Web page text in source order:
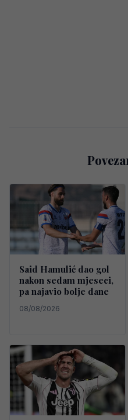
Said Hamulić dao gol
nakon sedam mjeseci,
pa najavio bolje dane
08/08/2026